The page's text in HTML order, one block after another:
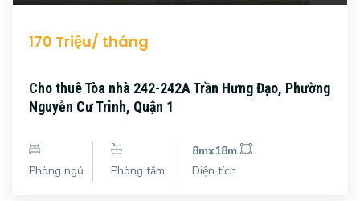
170 Triệu/ tháng
Cho thuê Tòa nhà 242-242A Trần Hưng Đạo, Phường
Nguyễn Cư Trinh, Quận 1
Phòng ngủ Phòng tắm
8mx18m
Diện tích